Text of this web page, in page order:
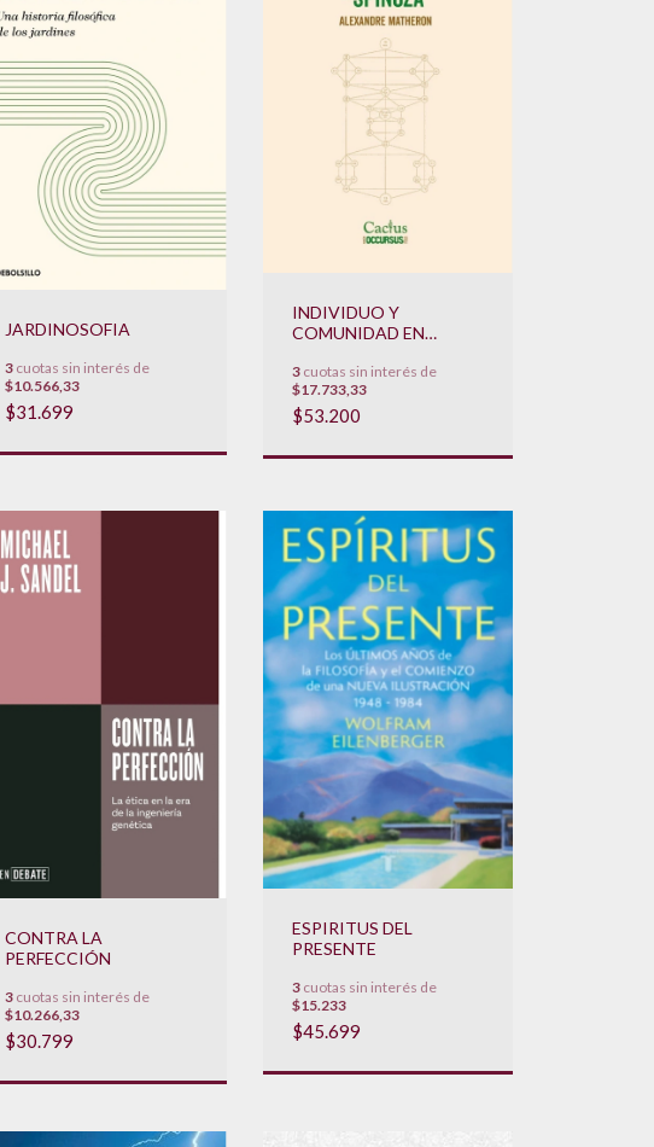
JARDINOSOFIA
3 cuotas sin interés de
$10.566,33
$31.699
INDIVIDUO Y
COMUNIDAD EN
3cuotas sin interés de
$17.733,33
$53.200
CONTRA LA
PERFECCIÓN
3 cuotas sin interés de
$10.266,33
$30.799
ESPIRITUS DEL
PRESENTE
3cuotas sin interés de
$15.233
$45.699